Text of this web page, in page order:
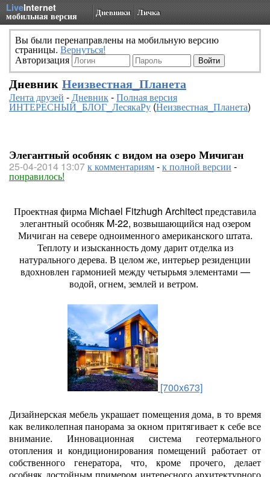
LiveInternet
мобильная версия Дневники Личка
Вы были перенаправлены на мобильную версию
страницы. Вернуться!
Авторизация
Дневник Неизвестная_Планета
Лента друзей -Дневник-Полная версия
ИНТЕРЕСНЫЙ_БЛОГ_ЛесякаРу(Неизвестная_Планета)
Элегантный особняк с видом на озеро Мичиган
25-04-2014 13:07к комментариям-к полной версии -
понравилось!
Проектная фирма Michael Fitzhugh Architect представила
элегантный особняк M-22, возвышающийся над озером
Мичиган на севере одноименного американского штата.
Теплоту и изысканность дому дарит отделка из
натурального дерева. В целом же, интерьер резиденции
вдохновлен гармонией между четырьмя элементами —
водой, огнем, землей и ветром.
[700x673]
Дизайнерская мебель украшает помещения дома, в то время
как великолепная панорама за окном притягивает к себе все
внимание. Инновационная система геотермального
отопления и кондиционирования помещений работает от
собственного генератора, что, кроме прочего, делает